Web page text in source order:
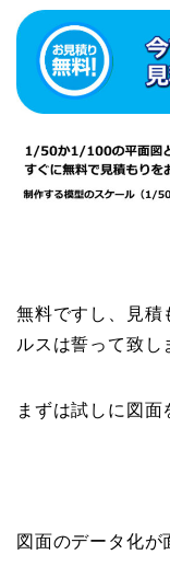
無料ですし、見積
ルスは誓って致し
まずは試しに図面
図面のデータ化が